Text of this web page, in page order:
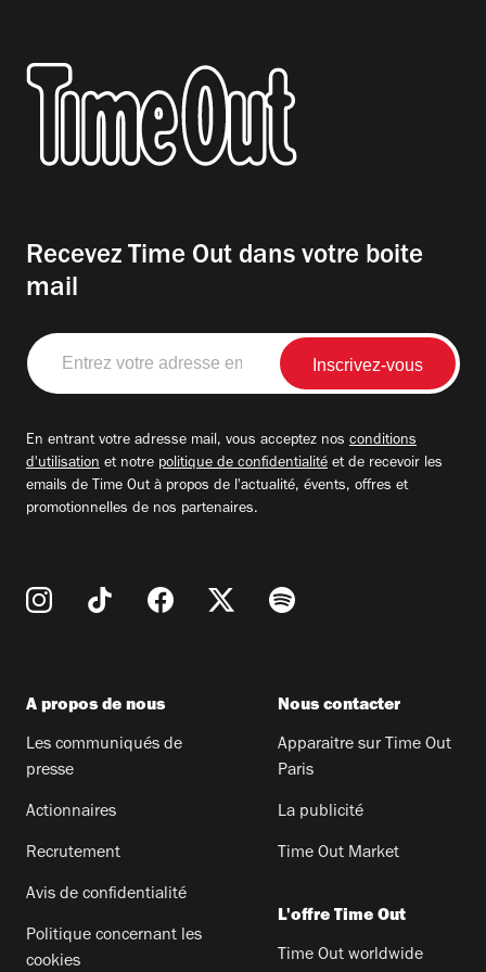
Recevez Time Out dans votre boite
mail
Entrez
votre
adresse
En entrant votre adresse mail, vous acceptez nos conditions
d'utilisation et notre politique de confidentialité et de recevoir les
emails de Time Out à propos de l'actualité, évents, offres et
promotionnelles de nos partenaires.
A propos de nous
Les communiqués de
presse
Actionnaires
Recrutement
Avis de confidentialité
Politique concernant les
cookies
Nous contacter
Apparaitre sur Time Out
Paris
La publicité
Time Out Market
L'offre Time Out
Time Out worldwide